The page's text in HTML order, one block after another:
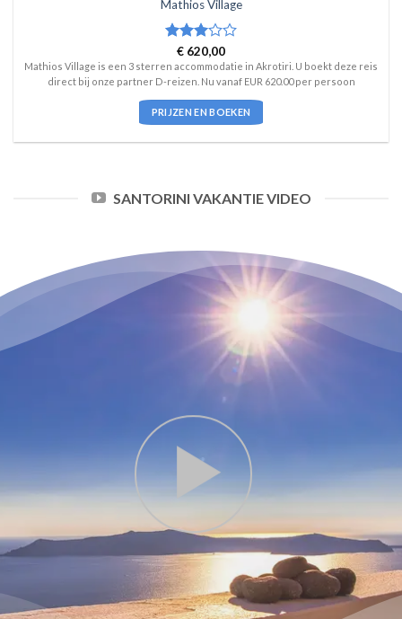
Mathios Village
Waardering
3uit 5
€ 620,00
Mathios Village is een 3 sterren accommodatie in Akrotiri. U boekt deze reis
direct bij onze partner D-reizen. Nu vanaf EUR 620.00 per persoon
PRIJZEN EN BOEKEN
SANTORINI VAKANTIE VIDEO